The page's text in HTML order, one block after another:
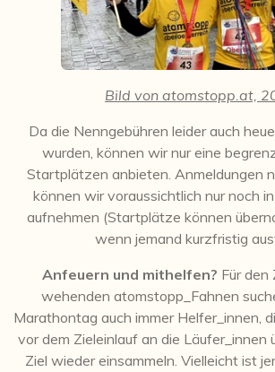
Bild von atomstopp.at,
Da die Nenngebühren leider auch
wurden, können wir nur eine
Startplätzen anbieten. Anmeldungen
können wir voraussichtlich nur noch
aufnehmen (Startplätze können
wenn jemand kurzfristig
Anfeuern und mithelfen? Für den
wehenden atomstopp_Fahnen
Marathontag auch immer Helfer_innen,
vor dem Zieleinlauf an die Läufer_innen
Ziel wieder einsammeln. Vielleicht ist